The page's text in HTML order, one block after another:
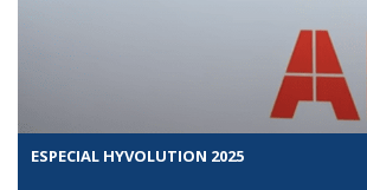
ESPECIAL HYVOLUTION 2025